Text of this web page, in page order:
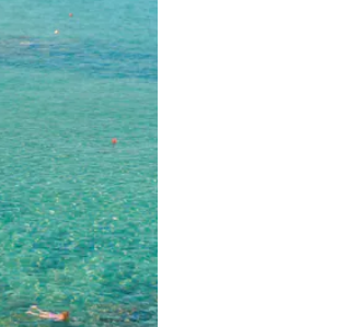
ან შეხებისა თუ თითის გასმის ჟესტები.